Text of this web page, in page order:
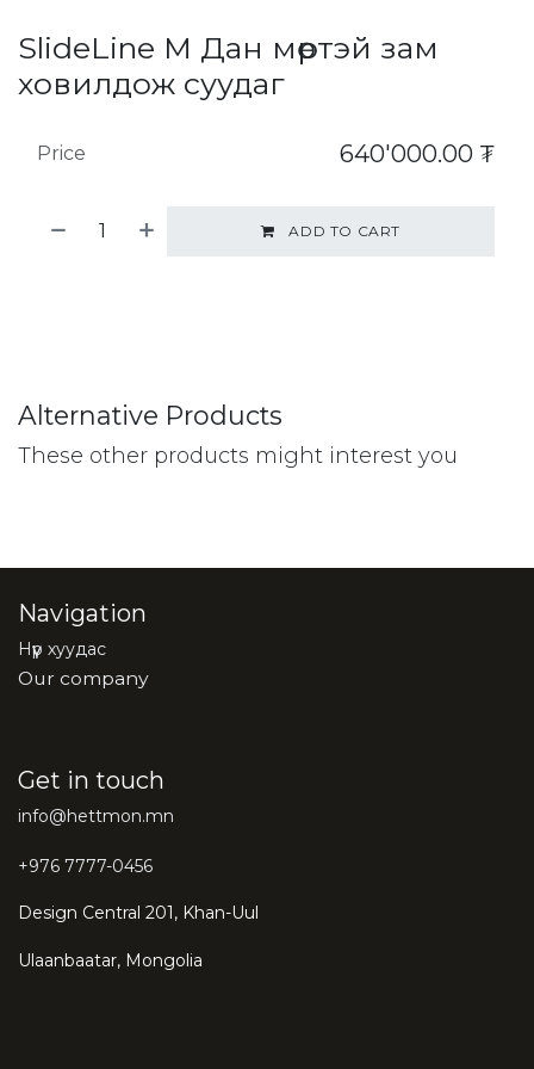
SlideLine M Дан мөртэй зам
ховилдож суудаг
ADD TO CART
Price 640'000.00 ₮
Alternative Products
These other products might interest you
Navigation
Нүүр хуудас
Our company
Get in touch
info@hettmon.mn
+976 7777-0456
Design Central 201, Khan-Uul
Ulaanbaatar, Mongolia